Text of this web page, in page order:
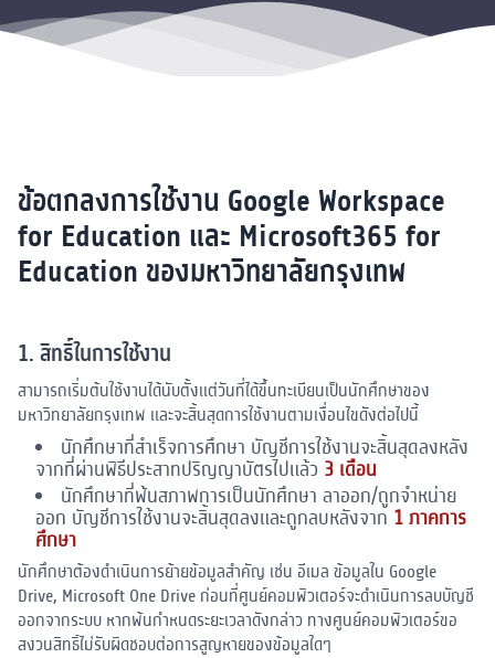
ข้อตกลงการใช้งาน Google Workspace
for Education และ Microsoft365 for
Education ของมหาวิทยาลัยกรุงเทพ
1. สิทธิ์ในการใช้งาน
สามารถเริ่มต้นใช้งานได้นับตั้งแต่วันที่ได้ขึ้นทะเบียนเป็นนักศึกษาของ
มหาวิทยาลัยกรุงเทพ และจะสิ้นสุดการใช้งานตามเงื่อนไขดังต่อไปนี้
นักศึกษาที่สำเร็จการศึกษา บัญชีการใช้งานจะสิ้นสุดลงหลัง
จากที่ผ่านพิธีประสาทปริญญาบัตรไปแล้ว 3 เดือน
นักศึกษาที่พ้นสภาพการเป็นนักศึกษา ลาออก/ถูกจำหน่าย
ออก บัญชีการใช้งานจะสิ้นสุดลงและถูกลบหลังจาก 1 ภาคการ
ศึกษา
นักศึกษาต้องดำเนินการย้ายข้อมูลสำคัญ เช่น อีเมล ข้อมูลใน Google
Drive, Microsoft One Drive ก่อนที่ศูนย์คอมพิวเตอร์จะดำเนินการลบบัญชี
ออกจากระบบ หากพ้นกำหนดระยะเวลาดังกล่าว ทางศูนย์คอมพิวเตอร์ขอ
สงวนสิทธิ์ไม่รับผิดชอบต่อการสูญหายของข้อมูลใดๆ